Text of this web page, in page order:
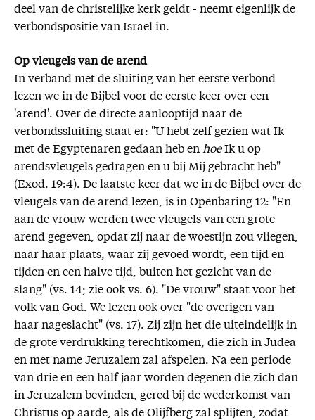
deel van de christelijke kerk geldt - neemt eigenlijk de
verbondspositie van Israël in.
Op vleugels van de arend
In verband met de sluiting van het eerste verbond
lezen we in de Bijbel voor de eerste keer over een
'arend'. Over de directe aanlooptijd naar de
verbondssluiting staat er: "U hebt zelf gezien wat Ik
met de Egyptenaren gedaan heb en hoeIk u op
arendsvleugels gedragen en u bij Mij gebracht heb"
(Exod. 19:4). De laatste keer dat we in de Bijbel over de
vleugels van de arend lezen, is in Openbaring 12: "En
aan de vrouw werden twee vleugels van een grote
arend gegeven, opdat zij naar de woestijn zou vliegen,
naar haar plaats, waar zij gevoed wordt, een tijd en
tijden en een halve tijd, buiten het gezicht van de
slang" (vs. 14; zie ook vs. 6). "De vrouw" staat voor het
volk van God. We lezen ook over "de overigen van
haar nageslacht" (vs. 17). Zij zijn het die uiteindelijk in
de grote verdrukking terechtkomen, die zich in Judea
en met name Jeruzalem zal afspelen. Na een periode
van drie en een half jaar worden degenen die zich dan
in Jeruzalem bevinden, gered bij de wederkomst van
Christus op aarde, als de Olijfberg zal splijten, zodat